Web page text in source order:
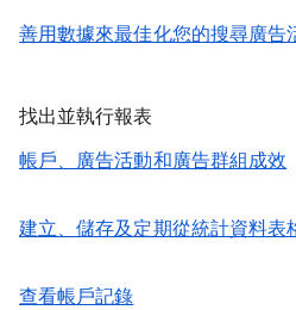
善用數據來最佳化您的搜尋廣告
找出並執行報表
帳戶、廣告活動和廣告群組成效
建立、儲存及定期從統計資料表
查看帳戶記錄